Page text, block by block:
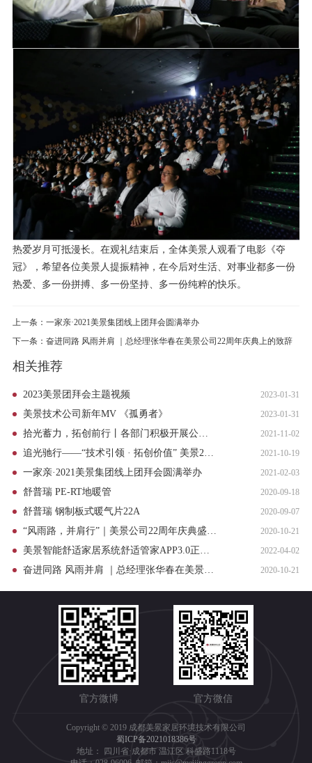
热爱岁月可抵漫长。在观礼结束后，全体美景人观看了电影《夺
冠》，希望各位美景人提振精神，在今后对生活、对事业都多一份
热爱、多一份拼搏、多一份坚持、多一份纯粹的快乐。
上一条：一家亲·2021美景集团线上团拜会圆满举办
下一条：奋进同路 风雨并肩 ｜总经理张华春在美景公司22周年庆典上的致辞
相关推荐
2023美景团拜会主题视频 2023-01-31
美景技术公司新年MV 《孤勇者》 2023-01-31
拾光蓄力，拓创前行丨各部门积极开展公司23周年庆座谈 2021-11-02
追光驰行——“技术引领 · 拓创价值” 美景23周年庆典致辞 2021-10-19
一家亲·2021美景集团线上团拜会圆满举办 2021-02-03
舒普瑞 PE-RT地暖管 2020-09-18
舒普瑞 钢制板式暖气片22A 2020-09-07
“风雨路，并肩行”｜美景公司22周年庆典盛大举行 2020-10-21
美景智能舒适家居系统舒适管家APP3.0正式上线 2022-04-02
奋进同路 风雨并肩 ｜总经理张华春在美景公司22周年庆典上的致辞 2020-10-21
官方微博 官方微信
Copyright © 2019 成都美景家居环境技术有限公司
蜀ICP备2021018386号
地址： 四川省·成都市 温江区 科盛路1118号